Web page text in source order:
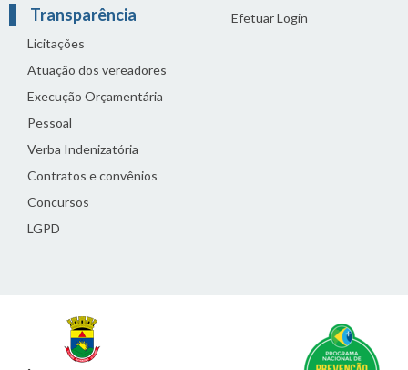
Transparência
Licitações
Atuação dos vereadores
Execução Orçamentária
Pessoal
Verba Indenizatória
Contratos e convênios
Concursos
LGPD
Efetuar Login